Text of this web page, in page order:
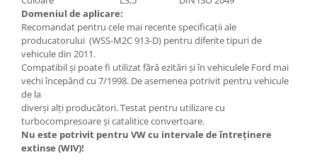
Domeniul de aplicare:
Recomandat pentru cele mai recente specificaţii ale
producatorului (WSS-M2C 913-D) pentru diferite tipuri de
vehicule din 2011.
Compatibil și poate fi utilizat fără ezitări și în vehiculele Ford mai
vechi începând cu 7/1998. De asemenea potrivit pentru vehicule
de la
diverși alți producători. Testat pentru utilizare cu
turbocompresoare și catalitice convertoare.
Nu este potrivit pentru VW cu intervale de întreținere
extinse (WIV)!